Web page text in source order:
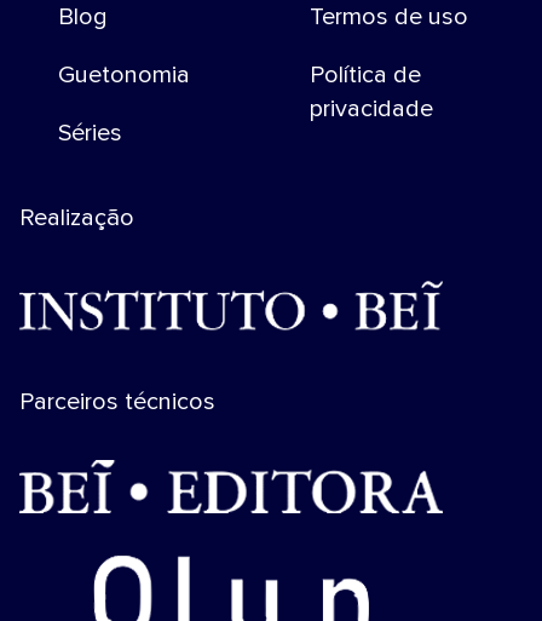
Blog
Guetonomia
Séries
Termos de uso
Política de
privacidade
Realização
Parceiros técnicos